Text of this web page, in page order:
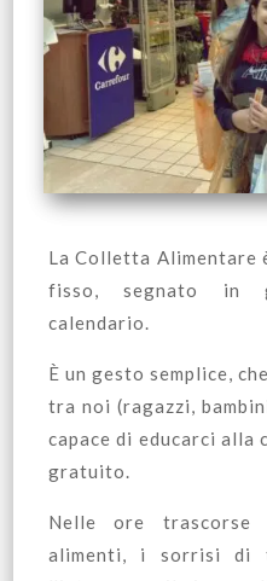
La Colletta Alimentare
fisso, segnato in
calendario.
È un gesto semplice,
tra noi (ragazzi,
capace di educarci alla
gratuito.
Nelle ore trascorse
alimenti, i sorrisi di